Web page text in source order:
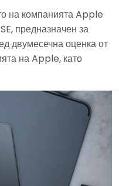
на компанията Apple
предназначен за
двумесечна оценка от
на Apple, като